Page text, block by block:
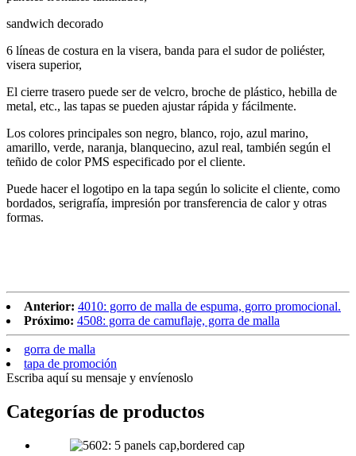
sandwich decorado
6 líneas de costura en la visera, banda para el sudor de poliéster,
visera superior,
El cierre trasero puede ser de velcro, broche de plástico, hebilla de
metal, etc., las tapas se pueden ajustar rápida y fácilmente.
Los colores principales son negro, blanco, rojo, azul marino,
amarillo, verde, naranja, blanquecino, azul real, también según el
teñido de color PMS especificado por el cliente.
Puede hacer el logotipo en la tapa según lo solicite el cliente, como
bordados, serigrafía, impresión por transferencia de calor y otras
formas.
Anterior: 4010: gorro de malla de espuma, gorro promocional.
Próximo: 4508: gorra de camuflaje, gorra de malla
gorra de malla
tapa de promoción
Escriba aquí su mensaje y envíenoslo
Categorías de productos